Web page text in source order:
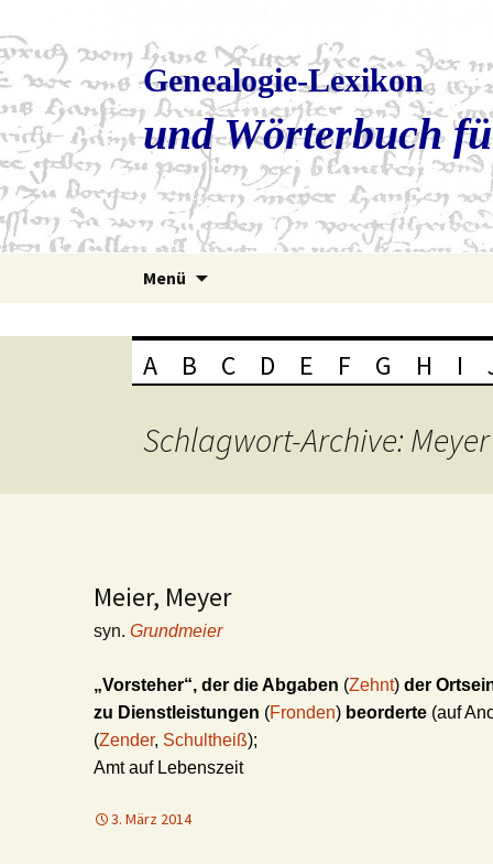
Genealogie-Lexikon
und Wörterbuch
Menü
A B C D E F G H I
Schlagwort-Archive: Meyer
Meier, Meyer
syn. Grundmeier
„Vorsteher“, der die Abgaben (Zehnt) der
zu Dienstleistungen (Fronden) beorderte (auf
(Zender, Schultheiß);
Amt auf Lebenszeit
3. März 2014